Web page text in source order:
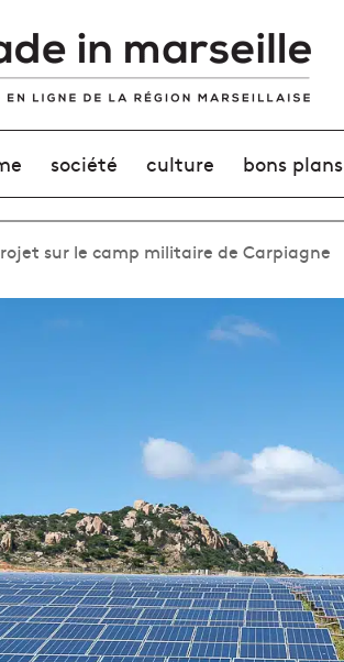
société culture bons plans
sur le camp militaire de Carpiagne